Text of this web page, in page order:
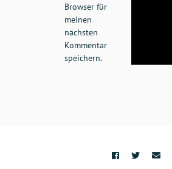
Browser für
meinen
nächsten
Kommentar
speichern.